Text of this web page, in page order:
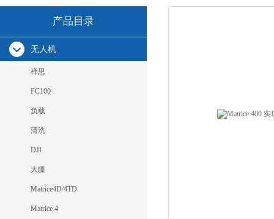
产品目录
无人机
禅思
FC100
负载
清洗
DJI
大疆
Matrice4D/4TD
Matrice 4